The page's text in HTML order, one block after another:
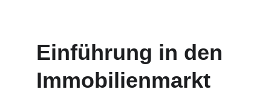
Einführung in den
Immobilienmarkt